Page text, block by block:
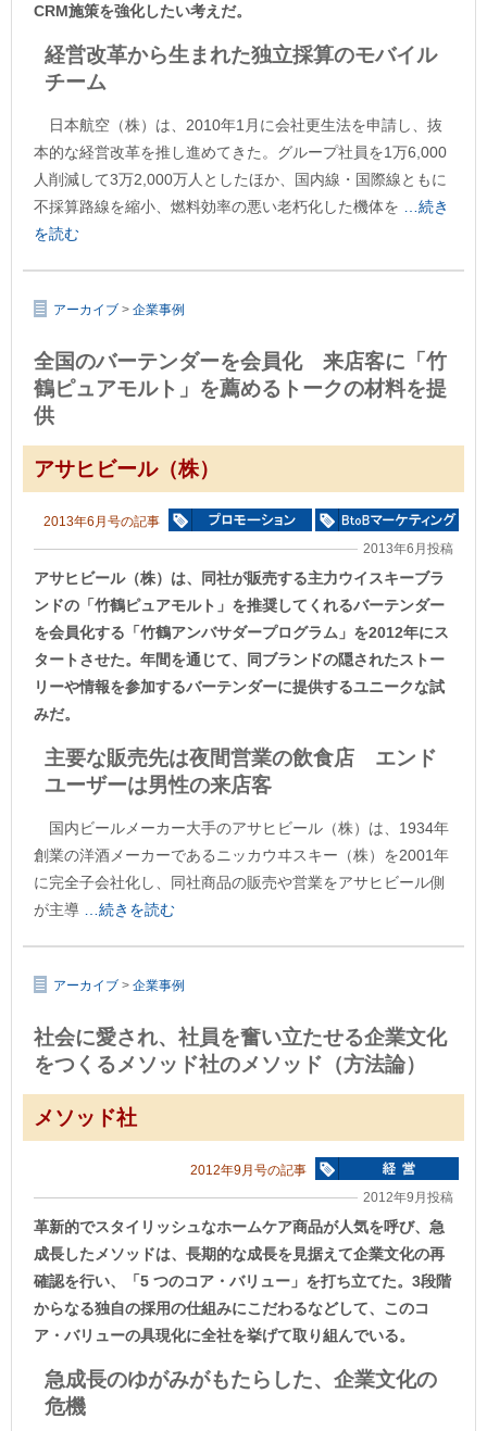
CRM施策を強化したい考えだ。
経営改革から生まれた独立採算のモバイル
チーム
日本航空（株）は、2010年1月に会社更生法を申請し、抜
本的な経営改革を推し進めてきた。グループ社員を1万6,000
人削減して3万2,000万人としたほか、国内線・国際線ともに
不採算路線を縮小、燃料効率の悪い老朽化した機体を …続き
を読む
アーカイブ > 企業事例
全国のバーテンダーを会員化 来店客に「竹
鶴ピュアモルト」を薦めるトークの材料を提
供
アサヒビール（株）
2013年6月号の記事
2013年6月投稿
アサヒビール（株）は、同社が販売する主力ウイスキーブラ
ンドの「竹鶴ピュアモルト」を推奨してくれるバーテンダー
を会員化する「竹鶴アンバサダープログラム」を2012年にス
タートさせた。年間を通じて、同ブランドの隠されたストー
リーや情報を参加するバーテンダーに提供するユニークな試
みだ。
主要な販売先は夜間営業の飲食店 エンド
ユーザーは男性の来店客
国内ビールメーカー大手のアサヒビール（株）は、1934年
創業の洋酒メーカーであるニッカウヰスキー（株）を2001年
に完全子会社化し、同社商品の販売や営業をアサヒビール側
が主導 …続きを読む
アーカイブ > 企業事例
社会に愛され、社員を奮い立たせる企業文化
をつくるメソッド社のメソッド（方法論）
メソッド社
2012年9月号の記事
2012年9月投稿
革新的でスタイリッシュなホームケア商品が人気を呼び、急
成長したメソッドは、長期的な成長を見据えて企業文化の再
確認を行い、「5 つのコア・バリュー」を打ち立てた。3段階
からなる独自の採用の仕組みにこだわるなどして、このコ
ア・バリューの具現化に全社を挙げて取り組んでいる。
急成長のゆがみがもたらした、企業文化の
危機